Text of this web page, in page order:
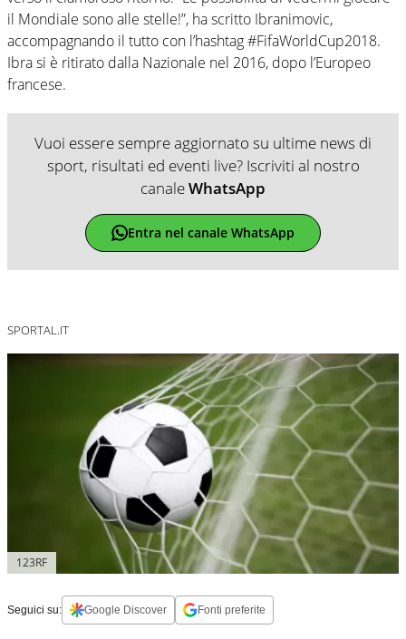
il Mondiale sono alle stelle!”, ha scritto Ibranimovic,
accompagnando il tutto con l’hashtag #FifaWorldCup2018.
Ibra si è ritirato dalla Nazionale nel 2016, dopo l’Europeo
francese.
Vuoi essere sempre aggiornato su ultime news di
sport, risultati ed eventi live? Iscriviti al nostro
canaleWhatsApp
Entra nel canale WhatsApp
SPORTAL.IT
123RF
Seguici su: Google Discover Fonti preferite